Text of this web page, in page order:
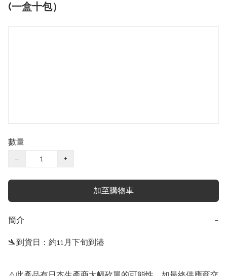
(一盒十包）
數量
−
+
加至購物車
簡介 −
🛬到貨日：約11月下旬到港